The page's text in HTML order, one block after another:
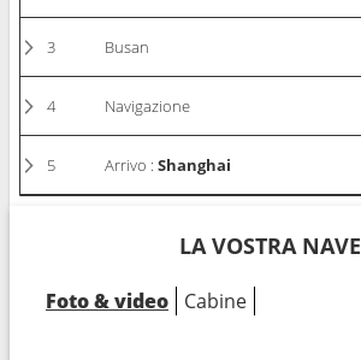
3 Busan
4 Navigazione
5 Arrivo :Shanghai
LA VOSTRA NAVE
Foto & video Cabine